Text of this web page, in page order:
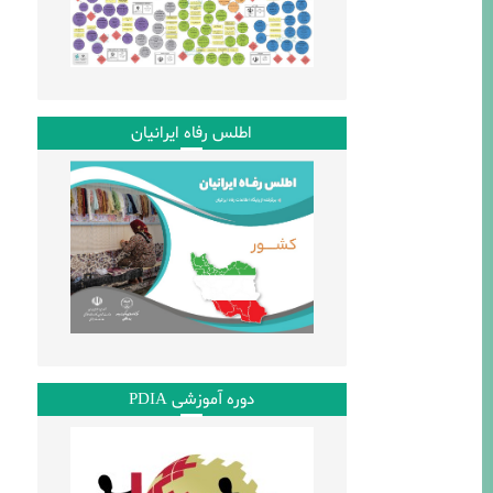
اطلس رفاه ایرانیان
دوره آموزشی PDIA